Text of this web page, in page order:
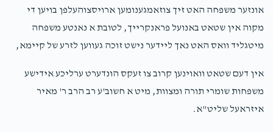
ישראל הירש
1 year ago $18.00
דוד ארי גאלדבערגעראהרן העניך טייטלבוים, אהרן יעקב
אונזער משפחה האט זיך צוזאמגענומען ארויסצוהעלפן בויען די
מקוה אין שטאט באנועל פראנקרייך, לטובת א נאנטע משפחה
מיטגליד וואס האט נאך ליידער נישט זוכה געווען לזרע של קיימא,
אין דעם שטאט וואוינען קרוב צו זעקס הונדערט ערליכע אידישע
משפחות שומרי תורה ומצוות, מיט א חשוב'ע רב הרב ר' מאיר
איזראעל שליט"א.